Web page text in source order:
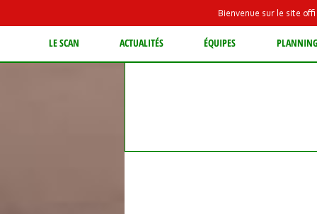
Bienvenue sur le site
LE SCAN ACTUALITÉS ÉQUIPES